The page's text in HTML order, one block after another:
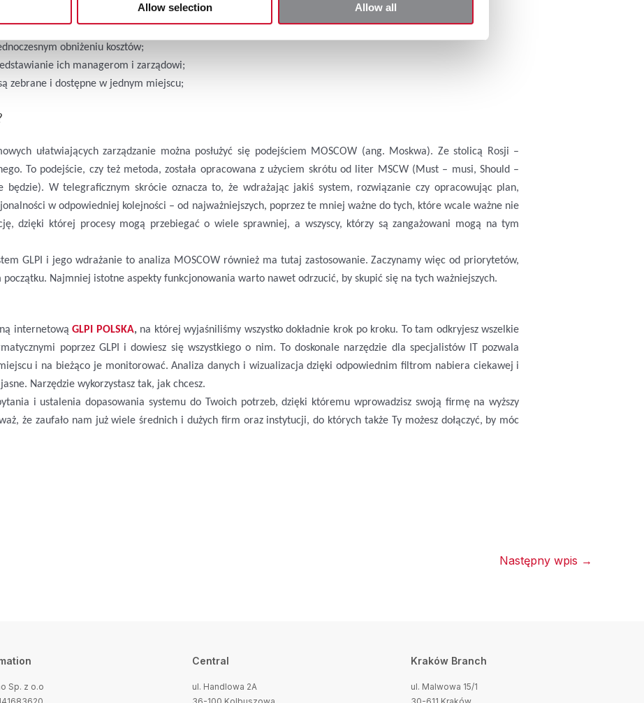
Allow selection Allow all
dla Klientów;
działań;
obniżeniu kosztów;
ich managerom i zarządowi;
zebrane i dostępne w jednym miejscu;
ułatwiających zarządzanie można posłużyć się podejściem MOSCOW (ang. Moskwa). Ze stolicą Rosji –
To podejście, czy też metoda, została opracowana z użyciem skrótu od liter MSCW (Must – musi, Should –
będzie). W telegraficznym skrócie oznacza to, że wdrażając jakiś system, rozwiązanie czy opracowując plan,
w odpowiedniej kolejności – od najważniejszych, poprzez te mniej ważne do tych, które wcale ważne nie
dzięki której procesy mogą przebiegać o wiele sprawniej, a wszyscy, którzy są zangażowani mogą na tym
GLPI i jego wdrażanie to analiza MOSCOW również ma tutaj zastosowanie. Zaczynamy więc od priorytetów,
Najmniej istotne aspekty funkcjonowania warto nawet odrzucić, by skupić się na tych ważniejszych.
internetowąGLPI POLSKA, na której wyjaśniliśmy wszystko dokładnie krok po kroku. To tam odkryjesz wszelkie
poprzez GLPI i dowiesz się wszystkiego o nim. To doskonale narzędzie dla specjalistów
pozwala
i na bieżąco je monitorować. Analiza danych i wizualizacja dzięki odpowiednim filtrom nabiera ciekawej i
Narzędzie wykorzystasz tak, jak chcesz.
i ustalenia dopasowania systemu do Twoich potrzeb, dzięki któremu wprowadzisz swoją firmę na wyższy
że zaufało nam już wiele średnich i dużych firm oraz instytucji, do których także Ty możesz dołączyć, by móc
Następny wpis →
Sp. z o.o
Central
ul. Handlowa 2A
Kraków Branch
ul. Malwowa 15/1